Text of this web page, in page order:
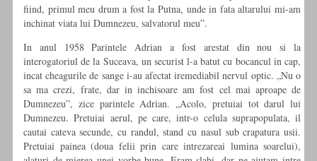
fiind, primul meu drum a fost la Putna, unde in fata altarului mi-am
inchinat viata lui Dumnezeu, salvatorul meu”.
In anul 1958 Parintele Adrian a fost arestat din nou si la
interogatoriul de la Suceava, un securist l-a batut cu bocancul in cap,
incat cheagurile de sange i-au afectat iremediabil nervul optic. „Nu o
sa ma crezi, frate, dar in inchisoare am fost cel mai aproape de
Dumnezeu”, zice parintele Adrian. „Acolo, pretuiai tot darul lui
Dumnezeu. Pretuiai aerul, pe care, intr-o celula suprapopulata, il
cautai cateva secunde, cu randul, stand cu nasul sub crapatura usii.
Pretuiai painea (doua felii prin care intrezareai lumina soarelui),